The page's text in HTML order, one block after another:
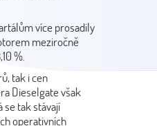
více prosadily
meziročně
%.
tak i cen
Dieselgate však
se tak stávají
operativních